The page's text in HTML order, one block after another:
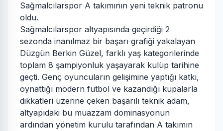
Sağmalcılarspor A takımının yeni teknik patronu
oldu.
Sağmalcılarspor altyapısında geçirdiği 2
sezonda inanılmaz bir başarı grafiği yakalayan
Düzgün Berkin Güzel, farklı yaş kategorilerinde
toplam 8 şampiyonluk yaşayarak kulüp tarihine
geçti. Genç oyuncuların gelişimine yaptığı katkı,
oynattığı modern futbol ve kazandığı kupalarla
dikkatleri üzerine çeken başarılı teknik adam,
altyapıdaki bu muazzam dominasyonun
ardından yönetim kurulu tarafından A takımın